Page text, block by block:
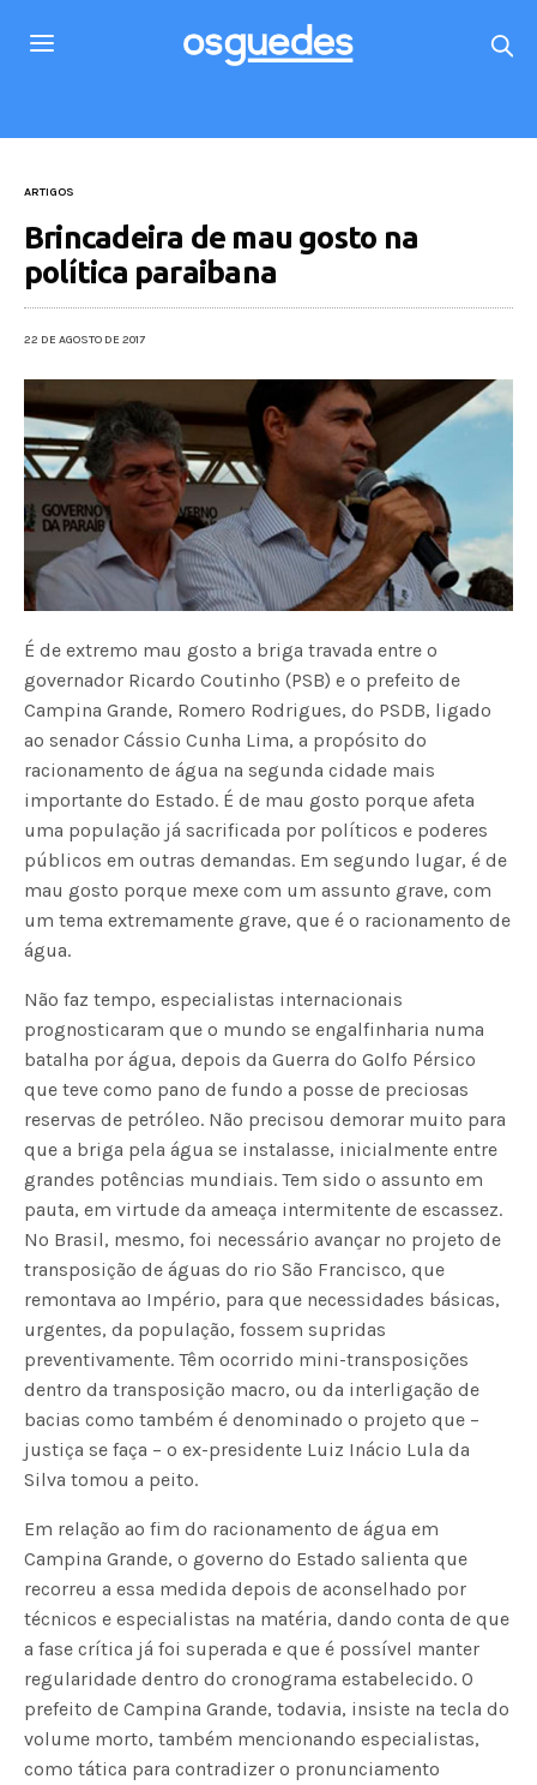
ARTIGOS
Brincadeira de mau gosto na
política paraibana
22 DE AGOSTO DE 2017
É de extremo mau gosto a briga travada entre o
governador Ricardo Coutinho (PSB) e o prefeito de
Campina Grande, Romero Rodrigues, do PSDB, ligado
ao senador Cássio Cunha Lima, a propósito do
racionamento de água na segunda cidade mais
importante do Estado. É de mau gosto porque afeta
uma população já sacrificada por políticos e poderes
públicos em outras demandas. Em segundo lugar, é de
mau gosto porque mexe com um assunto grave, com
um tema extremamente grave, que é o racionamento de
água.
Não faz tempo, especialistas internacionais
prognosticaram que o mundo se engalfinharia numa
batalha por água, depois da Guerra do Golfo Pérsico
que teve como pano de fundo a posse de preciosas
reservas de petróleo. Não precisou demorar muito para
que a briga pela água se instalasse, inicialmente entre
grandes potências mundiais. Tem sido o assunto em
pauta, em virtude da ameaça intermitente de escassez.
No Brasil, mesmo, foi necessário avançar no projeto de
transposição de águas do rio São Francisco, que
remontava ao Império, para que necessidades básicas,
urgentes, da população, fossem supridas
preventivamente. Têm ocorrido mini-transposições
dentro da transposição macro, ou da interligação de
bacias como também é denominado o projeto que –
justiça se faça – o ex-presidente Luiz Inácio Lula da
Silva tomou a peito.
Em relação ao fim do racionamento de água em
Campina Grande, o governo do Estado salienta que
recorreu a essa medida depois de aconselhado por
técnicos e especialistas na matéria, dando conta de que
a fase crítica já foi superada e que é possível manter
regularidade dentro do cronograma estabelecido. O
prefeito de Campina Grande, todavia, insiste na tecla do
volume morto, também mencionando especialistas,
como tática para contradizer o pronunciamento